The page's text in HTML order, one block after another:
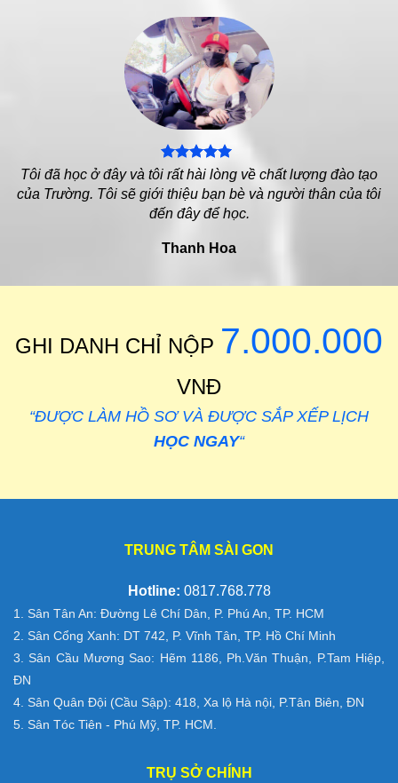
Tôi đã học ở đây và tôi rất hài lòng về chất lượng đào tạo
của Trường. Tôi sẽ giới thiệu bạn bè và người thân của tôi
đến đây để học.
Thanh Hoa
GHI DANH CHỈ NỘP 7.000.000
VNĐ
“ĐƯỢC LÀM HỒ SƠ VÀ ĐƯỢC SẮP XẾP LỊCH
HỌC NGAY“
TRUNG TÂM SÀI GON
Hotline: 0817.768.778
1. Sân Tân An: Đường Lê Chí Dân, P. Phú An, TP. HCM
2. Sân Cổng Xanh: DT 742, P. Vĩnh Tân, TP. Hồ Chí Minh
3. Sân Cầu Mương Sao: Hẽm 1186, Ph.Văn Thuận, P.Tam Hiệp,
ĐN
4. Sân Quân Đội (Cầu Sập): 418, Xa lộ Hà nội, P.Tân Biên, ĐN
5. Sân Tóc Tiên - Phú Mỹ, TP. HCM.
TRỤ SỞ CHÍNH